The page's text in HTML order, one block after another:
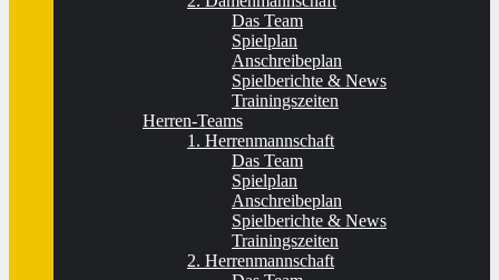
Das Team
Spielplan
Anschreibeplan
Spielberichte & News
Trainingszeiten
Herren-Teams
1. Herrenmannschaft
Das Team
Spielplan
Anschreibeplan
Spielberichte & News
Trainingszeiten
2. Herrenmannschaft